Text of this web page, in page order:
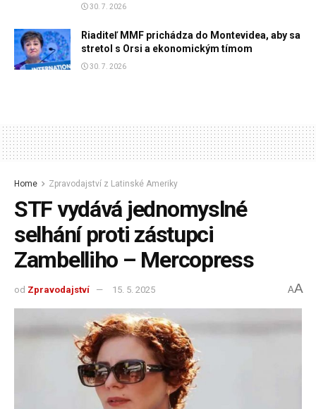
30. 7. 2026
Riaditeľ MMF prichádza do Montevidea, aby sa
stretol s Orsi a ekonomickým tímom
30. 7. 2026
Home Zpravodajství z Latinské Ameriky
STF vydává jednomyslné
selhání proti zástupci
Zambelliho – Mercopress
od Zpravodajství 15. 5. 2025 AA